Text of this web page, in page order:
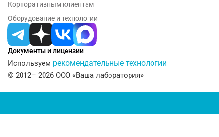
Смоленск
Сочи
Ставрополь
Документы и лицензии
Используем рекомендательные технологии
© 2012– 2026 ООО «Ваша лаборатория»
Корпоративным клиентам
Оборудование и технологии